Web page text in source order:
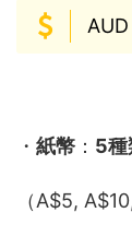
・ 紙幣 ： 5種
（A$5,